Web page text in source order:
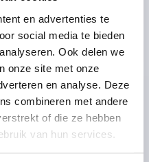
en advertenties te
social media te bieden
Ook delen we
onze site met onze
en analyse. Deze
combineren met andere
of die ze hebben
van hun services.